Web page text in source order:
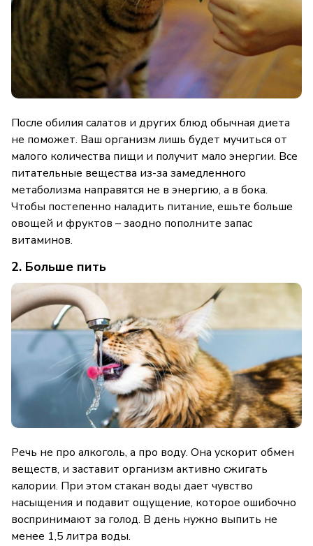
После обилия салатов и других блюд обычная диета
не поможет. Ваш организм лишь будет мучиться от
малого количества пищи и получит мало энергии. Все
питательные вещества из-за замедленного
метаболизма направятся не в энергию, а в бока.
Чтобы постепенно наладить питание, ешьте больше
овощей и фруктов – заодно пополните запас
витаминов.
2. Больше пить
Речь не про алкоголь, а про воду. Она ускорит обмен
веществ, и заставит организм активно сжигать
калории. При этом стакан воды дает чувство
насыщения и подавит ощущение, которое ошибочно
воспринимают за голод. В день нужно выпить не
менее 1,5 литра воды.